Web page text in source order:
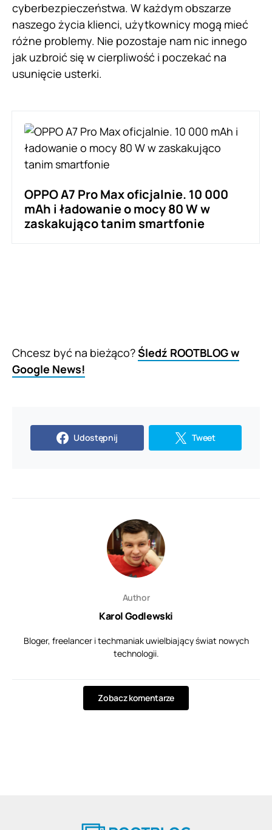
cyberbezpieczeństwa. W każdym obszarze
naszego życia klienci, użytkownicy mogą mieć
różne problemy. Nie pozostaje nam nic innego
jak uzbroić się w cierpliwość i poczekać na
usunięcie usterki.
OPPO A7 Pro Max oficjalnie. 10 000
mAh i ładowanie o mocy 80 W w
zaskakująco tanim smartfonie
Chcesz być na bieżąco?Śledź ROOTBLOG w
Google News!
Udostępnij Tweet
Author
Karol Godlewski
Bloger, freelancer i techmaniak uwielbiający świat nowych
technologii.
Zobacz komentarze